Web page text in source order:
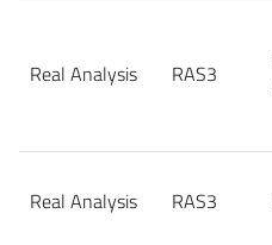
Real Analysis RAS3
Real Analysis RAS3